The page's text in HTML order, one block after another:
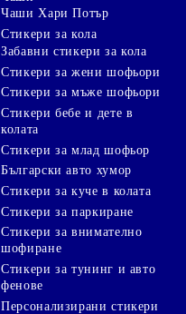
Чаши Хари Потър
Стикери за кола
Забавни стикери за кола
Стикери за жени шофьори
Стикери за мъже шофьори
Стикери бебе и дете в
колата
Стикери за млад шофьор
Български авто хумор
Стикери за куче в колата
Стикери за паркиране
Стикери за внимателно
шофиране
Стикери за тунинг и авто
фенове
Персонализирани стикери